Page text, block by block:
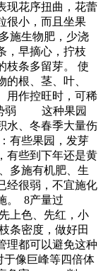
现花序扭曲，花蕾
很小，而且坐果
生物肥，少浇
，早摘心，拧枝
枝条多留芽。 使
根、茎、叶、
用作控旺时，可稀
势弱 这种果园
水、冬春季大量伤
些果园，发芽
有些到下年还是黄
施有机肥、生
经很弱，不宜施化
。 8产量过
色、先红，小
密度，做好田
理都可以避免这种
像巨峰等四倍体